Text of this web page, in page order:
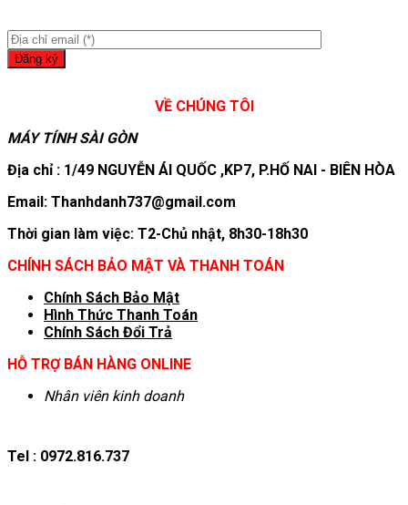
VỀ CHÚNG TÔI
MÁY TÍNH SÀI GÒN
Địa chỉ : 1/49 NGUYỄN ÁI QUỐC ,KP7, P.HỐ NAI - BIÊN HÒA
Email: Thanhdanh737@gmail.com
Thời gian làm việc: T2-Chủ nhật, 8h30-18h30
CHÍNH SÁCH BẢO MẬT VÀ THANH TOÁN
Chính Sách Bảo Mật
Hình Thức Thanh Toán
Chính Sách Đổi Trả
HỖ TRỢ BÁN HÀNG ONLINE
Nhân viên kinh doanh
Tel : 0972.816.737